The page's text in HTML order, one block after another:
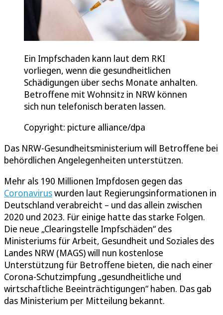
Ein Impfschaden kann laut dem RKI
vorliegen, wenn die gesundheitlichen
Schädigungen über sechs Monate anhalten.
Betroffene mit Wohnsitz in NRW können
sich nun telefonisch beraten lassen.
Copyright: picture alliance/dpa
Das NRW-Gesundheitsministerium will Betroffene bei
behördlichen Angelegenheiten unterstützen.
Mehr als 190 Millionen Impfdosen gegen das
Coronaviruswurden laut Regierungsinformationen in
Deutschland verabreicht – und das allein zwischen
2020 und 2023. Für einige hatte das starke Folgen.
Die neue „Clearingstelle Impfschäden“ des
Ministeriums für Arbeit, Gesundheit und Soziales des
Landes NRW (MAGS) will nun kostenlose
Unterstützung für Betroffene bieten, die nach einer
Corona-Schutzimpfung „gesundheitliche und
wirtschaftliche Beeinträchtigungen“ haben. Das gab
das Ministerium per Mitteilung bekannt.